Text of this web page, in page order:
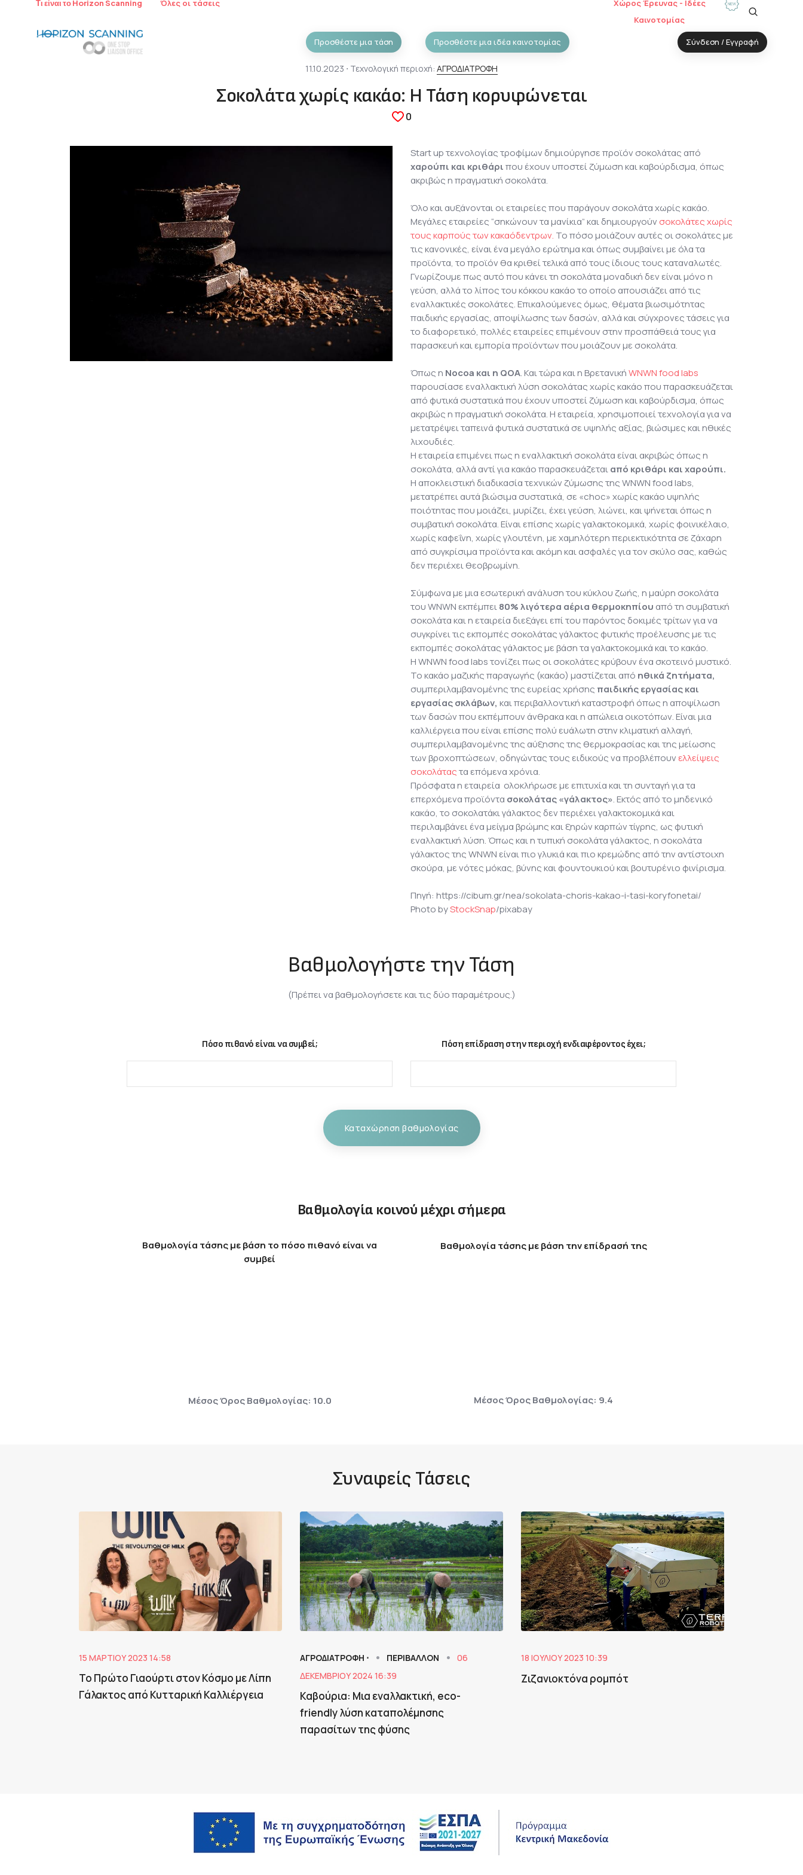
Τι είναι το Horizon Scanning Όλες οι τάσεις
Χώρος Έρευνας - Ιδέες
Καινοτομίας
Προσθέστε μια τάση Προσθέστε μια ιδέα καινοτομίας Σύνδεση / Εγγραφή
11.10.2023 ⋅ Τεχνολογική περιοχή: ΑΓΡΟΔΙΑΤΡΟΦΗ
Σοκολάτα χωρίς κακάο: Η Τάση κορυφώνεται
0
Start up τεχνολογίας τροφίμων δημιούργησε προϊόν σοκολάτας από
χαρούπι και κριθάριπου έχουν υποστεί ζύμωση και καβούρδισμα, όπως
ακριβώς η πραγματική σοκολάτα.
Όλο και αυξάνονται οι εταιρείες που παράγουν σοκολάτα χωρίς κακάο.
Μεγάλες εταιρείες “σηκώνουν τα μανίκια” και δημιουργούν σοκολάτες χωρίς
τους καρπούς των κακαόδεντρων. Το πόσο μοιάζουν αυτές οι σοκολάτες με
τις κανονικές, είναι ένα μεγάλο ερώτημα και όπως συμβαίνει με όλα τα
προϊόντα, το προϊόν θα κριθεί τελικά από τους ίδιους τους καταναλωτές.
Γνωρίζουμε πως αυτό που κάνει τη σοκολάτα μοναδική δεν είναι μόνο η
γεύση, αλλά το λίπος του κόκκου κακάο το οποίο απουσιάζει από τις
εναλλακτικές σοκολάτες. Επικαλούμενες όμως, θέματα βιωσιμότητας
παιδικής εργασίας, αποψίλωσης των δασών, αλλά και σύγχρονες τάσεις για
το διαφορετικό, πολλές εταιρείες επιμένουν στην προσπάθειά τους για
παρασκευή και εμπορία προϊόντων που μοιάζουν με σοκολάτα.
Όπως η Nocoa και η QOA. Και τώρα και η ΒρετανικήWNWN food labs
παρουσίασε εναλλακτική λύση σοκολάτας χωρίς κακάο που παρασκευάζεται
από φυτικά συστατικά που έχουν υποστεί ζύμωση και καβούρδισμα, όπως
ακριβώς η πραγματική σοκολάτα. Η εταιρεία, χρησιμοποιεί τεχνολογία για να
μετατρέψει ταπεινά φυτικά συστατικά σε υψηλής αξίας, βιώσιμες και ηθικές
λιχουδιές.
Η εταιρεία επιμένει πως η εναλλακτική σοκολάτα είναι ακριβώς όπως η
σοκολάτα, αλλά αντί για κακάο παρασκευάζεταιαπό κριθάρι και χαρούπι.
Η αποκλειστική διαδικασία τεχνικών ζύμωσης της WNWN food labs,
μετατρέπει αυτά βιώσιμα συστατικά, σε «choc» χωρίς κακάο υψηλής
ποιότητας που μοιάζει, μυρίζει, έχει γεύση, λιώνει, και ψήνεται όπως η
συμβατική σοκολάτα. Είναι επίσης χωρίς γαλακτοκομικά, χωρίς φοινικέλαιο,
χωρίς καφεΐνη, χωρίς γλουτένη, με χαμηλότερη περιεκτικότητα σε ζάχαρη
από συγκρίσιμα προϊόντα και ακόμη και ασφαλές για τον σκύλο σας, καθώς
δεν περιέχει θεοβρωμίνη.
Σύμφωνα με μια εσωτερική ανάλυση του κύκλου ζωής, η μαύρη σοκολάτα
του WNWN εκπέμπει80% λιγότερα αέρια θερμοκηπίου από τη συμβατική
σοκολάτα και η εταιρεία διεξάγει επί του παρόντος δοκιμές τρίτων για να
συγκρίνει τις εκπομπές σοκολάτας γάλακτος φυτικής προέλευσης με τις
εκπομπές σοκολάτας γάλακτος με βάση τα γαλακτοκομικά και το κακάο.
Η WNWN food labs τονίζει πως οι σοκολάτες κρύβουν ένα σκοτεινό μυστικό.
Το κακάο μαζικής παραγωγής (κακάο) μαστίζεται από ηθικά ζητήματα,
συμπεριλαμβανομένης της ευρείας χρήσης παιδικής εργασίας και
εργασίας σκλάβων, και περιβαλλοντική καταστροφή όπως η αποψίλωση
των δασών που εκπέμπουν άνθρακα και η απώλεια οικοτόπων. Είναι μια
καλλιέργεια που είναι επίσης πολύ ευάλωτη στην κλιματική αλλαγή,
συμπεριλαμβανομένης της αύξησης της θερμοκρασίας και της μείωσης
των βροχοπτώσεων, οδηγώντας τους ειδικούς να προβλέπουν ελλείψεις
σοκολάταςτα επόμενα χρόνια.
Πρόσφατα η εταιρεία ολοκλήρωσε με επιτυχία και τη συνταγή για τα
επερχόμενα προϊόντα σοκολάτας «γάλακτος». Εκτός από το μηδενικό
κακάο, το σοκολατάκι γάλακτος δεν περιέχει γαλακτοκομικά και
περιλαμβάνει ένα μείγμα βρώμης και ξηρών καρπών τίγρης, ως φυτική
εναλλακτική λύση. Όπως και η τυπική σοκολάτα γάλακτος, η σοκολάτα
γάλακτος της WNWN είναι πιο γλυκιά και πιο κρεμώδης από την αντίστοιχη
σκούρα, με νότες μόκας, βύνης και φουντουκιού και βουτυρένιο φινίρισμα.
Πηγή: https://cibum.gr/nea/sokolata-choris-kakao-i-tasi-koryfonetai/
Photo byStockSnap/pixabay
Βαθμολογήστε την Τάση
(Πρέπει να βαθμολογήσετε και τις δύο παραμέτρους.)
Πόσο πιθανό είναι να συμβεί; Πόση επίδραση στην περιοχή ενδιαφέροντος έχει;
Καταχώρηση βαθμολογίας
Βαθμολογία κοινού μέχρι σήμερα
Βαθμολογία τάσης με βάση το πόσο πιθανό είναι να
συμβεί
Μέσος Όρος Βαθμολογίας: 10.0
Βαθμολογία τάσης με βάση την επίδρασή της
Μέσος Όρος Βαθμολογίας: 9.4
Συναφείς Τάσεις
15 ΜΑΡΤΊΟΥ 2023 14:58
Το Πρώτο Γιαούρτι στον Κόσμο με Λίπη
Γάλακτος από Κυτταρική Καλλιέργεια
ΑΓΡΟΔΙΑΤΡΟΦΗ ⋅ ΠΕΡΙΒΑΛΛΟΝ
06
ΔΕΚΕΜΒΡΊΟΥ 2024 16:39
Καβούρια: Μια εναλλακτική, eco-
friendly λύση καταπολέμησης
παρασίτων της φύσης
18 ΙΟΥΛΊΟΥ 2023 10:39
Ζιζανιοκτόνα ρομπότ